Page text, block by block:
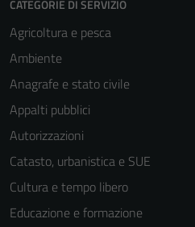
CATEGORIE DI SERVIZIO
Agricoltura e pesca
Ambiente
Anagrafe e stato civile
Appalti pubblici
Autorizzazioni
Catasto, urbanistica e SUE
Cultura e tempo libero
Educazione e formazione